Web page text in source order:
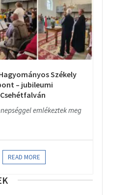
Székely
– jubileumi
emlékeztek meg
READ MORE